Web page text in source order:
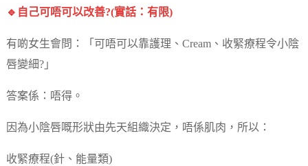
🔹自己可唔可以改善?(實話：有限)
有啲女生會問：「可唔可以靠護理、Cream、收緊療程令小陰
唇變細?」
答案係：唔得。
因為小陰唇嘅形狀由先天組織決定，唔係肌肉，所以：
收緊療程(針、能量類)